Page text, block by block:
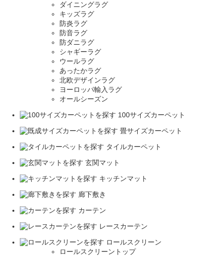
ダイニングラグ
キッズラグ
防炎ラグ
防音ラグ
防ダニラグ
シャギーラグ
ウールラグ
あったかラグ
北欧デザインラグ
ヨーロッパ輸入ラグ
オールシーズン
100サイズカーペット
畳サイズカーペット
タイルカーペット
玄関マット
キッチンマット
廊下敷き
カーテン
レースカーテン
ロールスクリーン
ロールスクリーントップ